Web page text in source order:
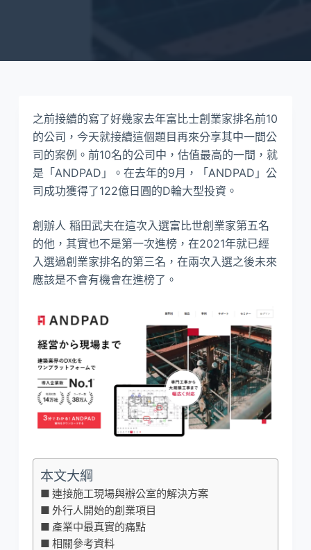
之前接續的寫了好幾家去年富比士創業家排名前10
的公司，今天就接續這個題目再來分享其中一間公
司的案例。前10名的公司中，估值最高的一間，就
是「ANDPAD」。在去年的9月，「ANDPAD」公
司成功獲得了122億日圓的D輪大型投資。
創辦人 稲田武夫在這次入選富比世創業家第五名
的他，其實也不是第一次進榜，在2021年就已經
入選過創業家排名的第三名，在兩次入選之後未來
應該是不會有機會在進榜了。
本文大綱
連接施工現場與辦公室的解決方案
外行人開始的創業項目
產業中最真實的痛點
相關參考資料